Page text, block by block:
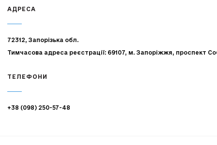
АДРЕСА
72312, Запорізька обл.
Тимчасова адреса реєстрації: 69107, м. Запоріжжя, проспект
ТЕЛЕФОНИ
+38 (098) 250-57-48